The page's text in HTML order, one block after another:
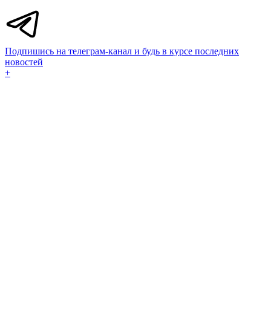
Подпишись на телеграм-канал и будь в курсе последних
новостей
+